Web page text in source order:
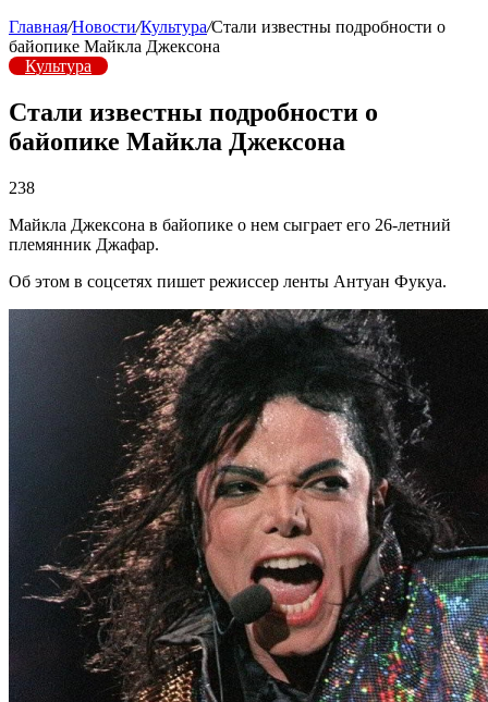
Главная/Новости/Культура/Стали известны подробности о
байопике Майкла Джексона
Культура
Стали известны подробности о
байопике Майкла Джексона
238
Майкла Джексона в байопике о нем сыграет его 26-летний
племянник Джафар.
Об этом в соцсетях пишет режиссер ленты Антуан Фукуа.